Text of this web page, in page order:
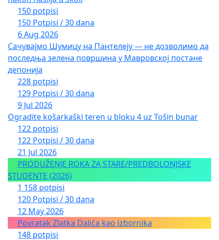
150 potpisi
150 Potpisi / 30 dana
6 Aug 2026
Сачувајмо Шумицу на Пантелеју — не дозволимо да
последња зелена површина у Мавровској постане
депонија
228 potpisi
129 Potpisi / 30 dana
9 Jul 2026
Ogradite košarkaški teren u bloku 4 uz Tošin bunar
122 potpisi
122 Potpisi / 30 dana
21 Jul 2026
PRODUŽENJE ROKA ZA STARE/PREDBOLONJSKE
STUDENTE (2026)
1 158 potpisi
120 Potpisi / 30 dana
12 May 2026
Povratak Zlatka Dalića kao izbornika
148 potpisi